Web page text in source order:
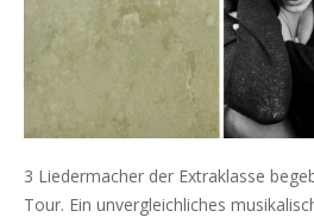
3 Liedermacher der Extraklasse
Tour. Ein unvergleichliches